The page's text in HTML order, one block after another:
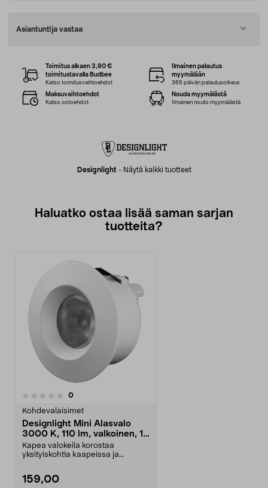
Asiantuntija vastaa
Designlight - Näytä kaikki tuotteet
Toimitus alkaen 3,90 €
toimitustavalla Budbee
Katso toimitusvaihtoehdot
Ilmainen palautus
myymälään
365 päivän palautusoikeus
Maksuvaihtoehdot
Katso ostoehdot
Nouda myymälästä
Ilmainen nouto myymälästä
Haluatko ostaa lisää saman sarjan
tuotteita?
0arvostelut
Kohdevalaisimet
Designlight Mini Alasvalo
3000 K, 110 lm, valkoinen, 10
kpl
Kapea valokeila korostaa
yksityiskohtia kaapeissa ja
159,00